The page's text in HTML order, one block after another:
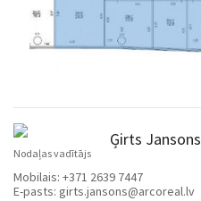
Ģirts Jansons
Nodaļas vadītājs
Mobilais: +371 2639 7447
E-pasts: girts.jansons@arcoreal.lv